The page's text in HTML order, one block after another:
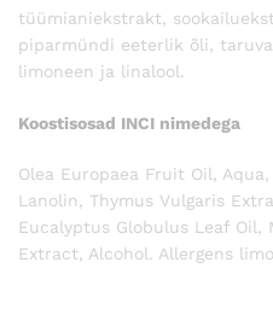
tüümianiekstrakt,
piparmündi eeterlik õli,
limoneen ja linalool.
Koostisosad INCI nimedega
Olea Europaea Fruit Oil,
Lanolin, Thymus Vulgaris
Eucalyptus Globulus Leaf
Extract, Alcohol. Allergens